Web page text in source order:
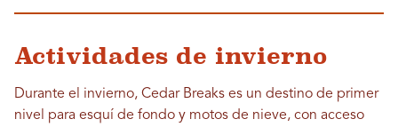
Actividades de invierno
Durante el invierno, Cedar Breaks es un destino de primer
nivel para esquí de fondo y motos de nieve, con acceso